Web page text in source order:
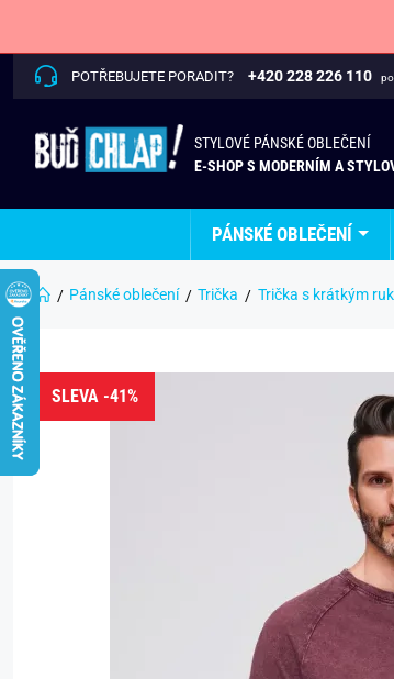
POTŘEBUJETE PORADIT? +420 228 226 110
STYLOVÉ PÁNSKÉ OBLEČENÍ
E-SHOP S MODERNÍM A
PÁNSKÉ OBLEČENÍ
Pánské oblečení Trička Trička s krátkým
SLEVA -41%